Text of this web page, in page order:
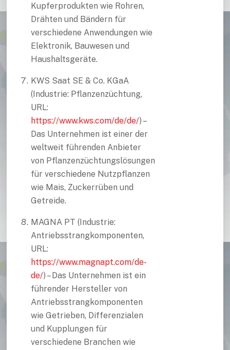
Kupferprodukten wie Rohren,
Drähten und Bändern für
verschiedene Anwendungen wie
Elektronik, Bauwesen und
Haushaltsgeräte.
KWS Saat SE & Co. KGaA
(Industrie: Pflanzenzüchtung,
URL:
https://www.kws.com/de/de/) –
Das Unternehmen ist einer der
weltweit führenden Anbieter
von Pflanzenzüchtungslösungen
für verschiedene Nutzpflanzen
wie Mais, Zuckerrüben und
Getreide.
MAGNA PT (Industrie:
Antriebsstrangkomponenten,
URL:
https://www.magnapt.com/de-
de/) – Das Unternehmen ist ein
führender Hersteller von
Antriebsstrangkomponenten
wie Getrieben, Differenzialen
und Kupplungen für
verschiedene Branchen wie